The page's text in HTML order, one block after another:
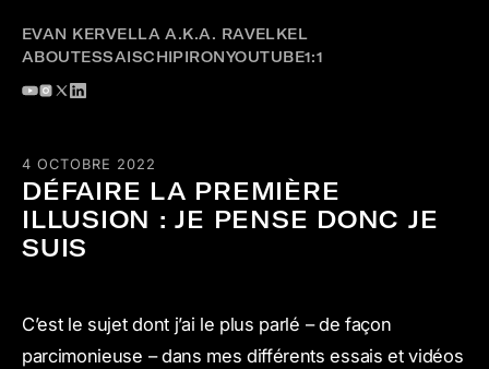
EVAN KERVELLA A.K.A. RAVELKEL
ABOUTESSAISCHIPIRONYOUTUBE1:1
4 OCTOBRE 2022
DÉFAIRE LA PREMIÈRE
ILLUSION : JE PENSE DONC JE
SUIS
C’est le sujet dont j’ai le plus parlé – de façon
parcimonieuse – dans mes différents essais et vidéos